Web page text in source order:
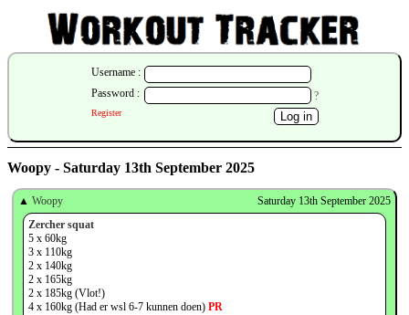
Username :
Password :
?
Register
Woopy - Saturday 13th September 2025
Saturday 13th September 2025
▲ Woopy
Zercher squat
5 x 60kg
3 x 110kg
2 x 140kg
2 x 165kg
2 x 185kg (Vlot!)
4 x 160kg (Had er wsl 6-7 kunnen doen) PR